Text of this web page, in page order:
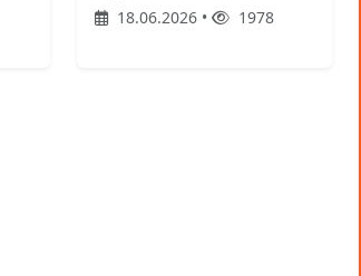
18.06.2026 • 1978